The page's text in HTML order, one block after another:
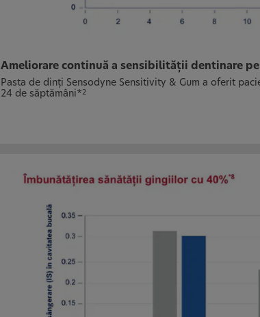
Ameliorare continuă a sensibilităţii dentinare
Pasta de dinţi Sensodyne Sensitivity & Gum a oferit
24 de săptămâni* 2